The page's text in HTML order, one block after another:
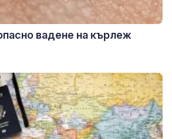
вадене на кърлеж